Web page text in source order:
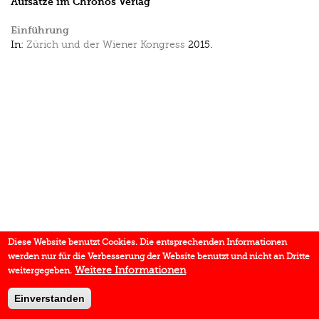
Einführung
In: Zürich und der Wiener Kongress 2015.
Diese Website benutzt Cookies. Die entsprechenden Informationen
werden nur für die Verbesserung der Website benutzt und nicht an Dritte
weitergegeben. Weitere Informationen
Einverstanden